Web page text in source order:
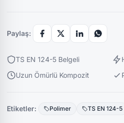
Paylaş:
TS EN 124-5 Belgeli
Uzun Ömürlü Kompozit
Etiketler: Polimer TS EN 124-5